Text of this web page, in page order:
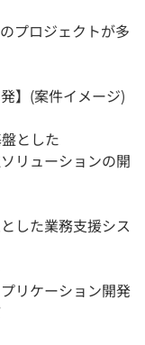
プロジェクトが多
】(案件イメージ)
とした
リューションの開
した業務支援シス
リケーション開発